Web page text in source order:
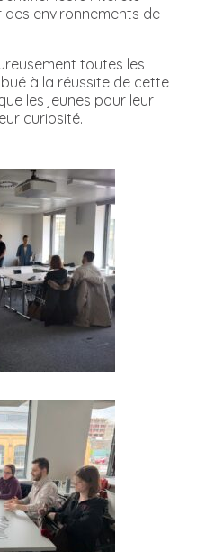
environnements de
toutes les
à la réussite de cette
les jeunes pour leur
curiosité.